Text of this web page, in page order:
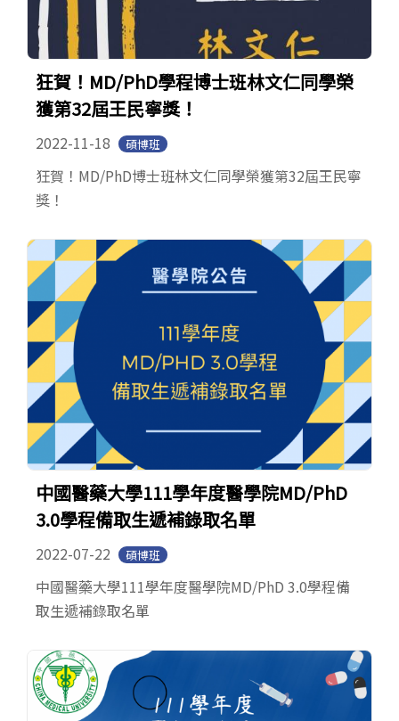
狂賀！MD/PhD學程博士班林文仁同學榮
獲第32屆王民寧獎！
2022-11-18 碩博班
狂賀！MD/PhD博士班林文仁同學榮獲第32屆王民寧
獎！
中國醫藥大學111學年度醫學院MD/PhD
3.0學程備取生遞補錄取名單
2022-07-22 碩博班
中國醫藥大學111學年度醫學院MD/PhD 3.0學程備
取生遞補錄取名單